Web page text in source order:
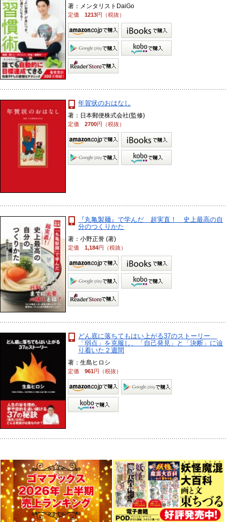
著：メンタリストDaiGo
定価1213円（税抜）
年賀状のおはなし
著：日本郵便株式会社(監修)
定価2700円（税抜）
『丸亀製麺』で学んだ 超実直！ 史上最高の自
分のつくりかた
著：小野正誉 (著)
定価1,184円（税抜）
どん底に落ちてもはい上がる37のストーリー
「弱点」を克服し、「自己発見」と「決断」に辿
り着いた２週間
著：生島ヒロシ
定価961円（税抜）